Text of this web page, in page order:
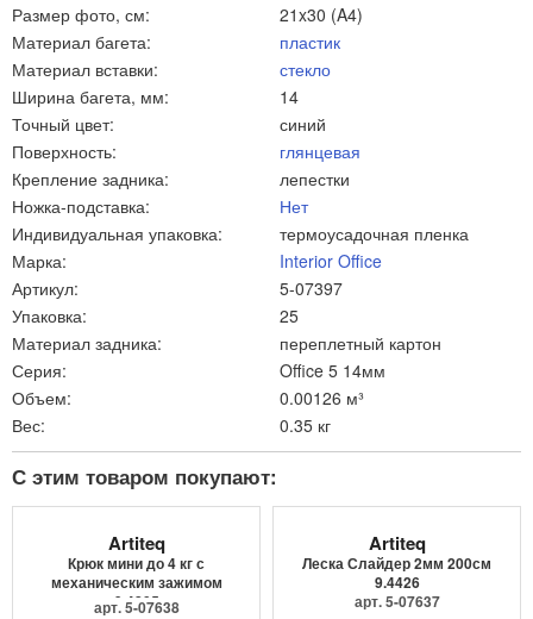
Размер фото, см:
21x30 (A4)
Материал багета:
пластик
Материал вставки:
стекло
Ширина багета, мм:
14
Точный цвет:
синий
Поверхность:
глянцевая
Крепление задника:
лепестки
Ножка-подставка:
Нет
Индивидуальная упаковка:
термоусадочная пленка
Марка:
Interior Office
Артикул:
5-07397
Упаковка:
25
Материал задника:
переплетный картон
Серия:
Office 5 14мм
Объем:
0.00126 м³
Вес:
0.35 кг
С этим товаром покупают:
Artiteq
Крюк мини до 4 кг с
механическим зажимом
9.4205
арт. 5-07638
Artiteq
Леска Слайдер 2мм 200см
9.4426
арт. 5-07637